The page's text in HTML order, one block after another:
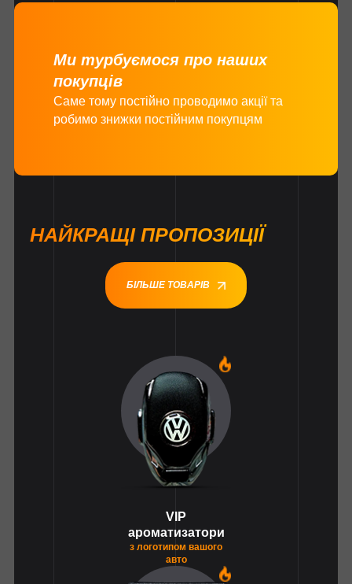
Ми турбуємося про наших
покупців
Саме тому постійно проводимо акції та
робимо знижки постійним покупцям
НАЙКРАЩІ ПРОПОЗИЦІЇ
БІЛЬШЕ ТОВАРІВ
VIP
ароматизатори
з логотипом вашого
авто